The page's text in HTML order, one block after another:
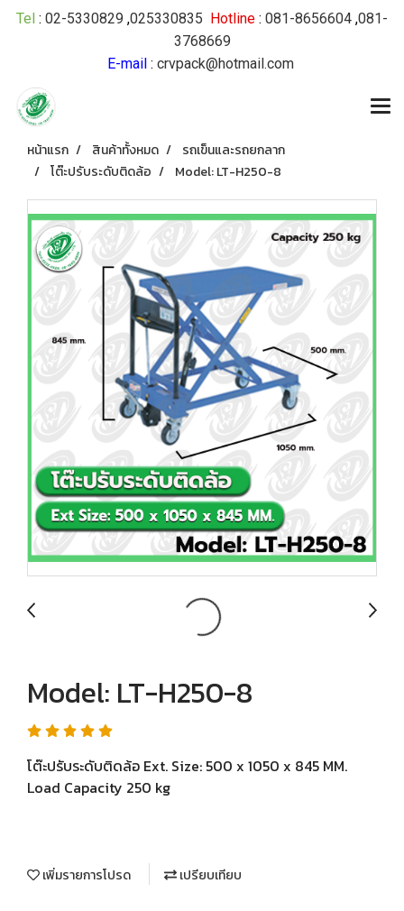
Tel : 02-5330829 ,025330835 Hotline : 081-8656604 ,081-
3768669
E-mail: crvpack@hotmail.com
หน้าแรก สินค้าทั้งหมด
รถเข็นและรถยกลาก
โต๊ะปรับระดับติดล้อ
Model: LT-H250-8
Model: LT-H250-8
โต๊ะปรับระดับติดล้อ Ext. Size: 500 x 1050 x 845 MM.
Load Capacity 250 kg
เพิ่มรายการโปรด เปรียบเทียบ